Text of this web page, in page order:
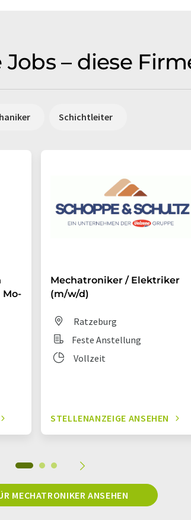
– diese
Schichtleiter
Mo-
Mechatroniker / Elektriker
(m/w/d)
Ratzeburg
Feste Anstellung
Vollzeit
STELLENANZEIGE ANSEHEN
MECHATRONIKER ANSEHEN